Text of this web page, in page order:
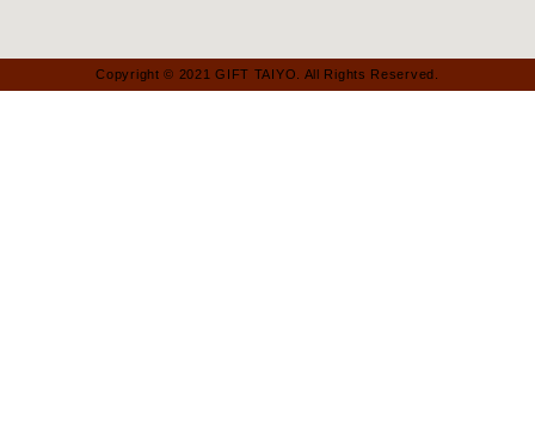
Copyright © 2021 GIFT TAIYO. All Rights Reserved.